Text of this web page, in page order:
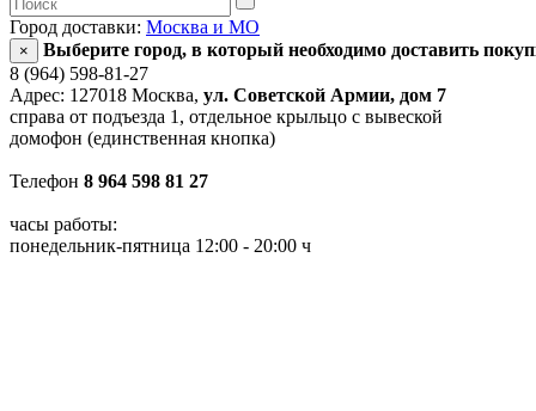
Город доставки: Москва и МО
×
Выберите город, в который необходимо доставить
8 (964) 598-81-27
Адрес: 127018 Москва, ул. Советской Армии, дом 7
справа от подъезда 1, отдельное крыльцо с вывеской
домофон (единственная кнопка)
Телефон 8 964 598 81 27
часы работы:
понедельник-пятница 12:00 - 20:00 ч